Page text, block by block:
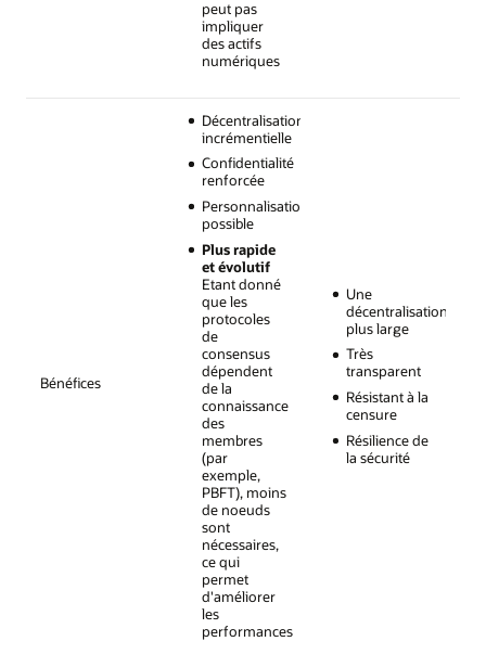
peut pas
impliquer
des actifs
numériques
Bénéfices
Décentralisation
incrémentielle
Confidentialité
renforcée
Personnalisation
possible
Plus rapide
et évolutif
Etant donné
que les
protocoles
de
consensus
dépendent
de la
connaissance
des
membres
(par
exemple,
PBFT), moins
de noeuds
sont
nécessaires,
ce qui
permet
d'améliorer
les
performances
Une
décentralisation
plus large
Très
transparent
Résistant à la
censure
Résilience de
la sécurité